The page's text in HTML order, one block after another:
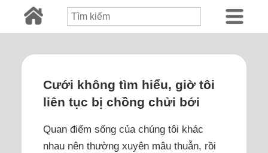
Cưới không tìm hiểu, giờ tôi
liên tục bị chồng chửi bới
Quan điểm sống của chúng tôi khác
nhau nên thường xuyên mâu thuẫn, rồi